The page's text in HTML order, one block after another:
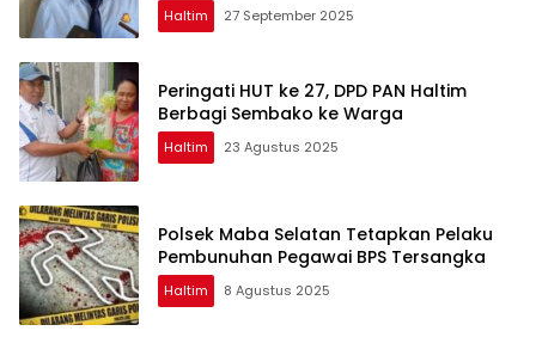
Haltim 27 September 2025
Peringati HUT ke 27, DPD PAN Haltim
Berbagi Sembako ke Warga
Haltim 23 Agustus 2025
Polsek Maba Selatan Tetapkan Pelaku
Pembunuhan Pegawai BPS Tersangka
Haltim 8 Agustus 2025